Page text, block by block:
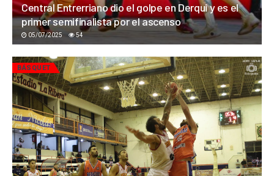
Central Entrerriano dio el golpe en Derqui y es el
primer semifinalista por el ascenso
05/07/2025 54
BÁSQUET